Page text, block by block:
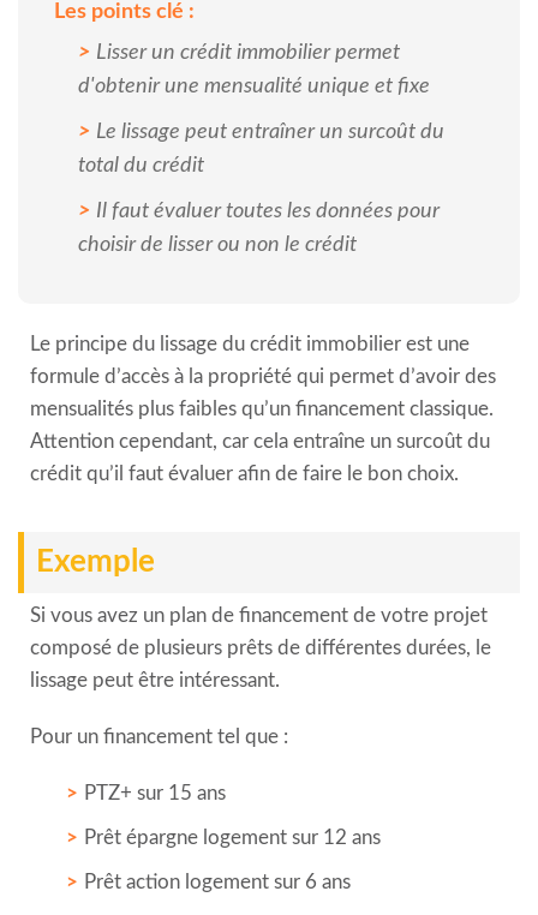
Les points clé :
Lisser un crédit immobilier permet
d'obtenir une mensualité unique et fixe
Le lissage peut entraîner un surcoût du
total du crédit
Il faut évaluer toutes les données pour
choisir de lisser ou non le crédit
Le principe du lissage du crédit immobilier est une
formule d’accès à la propriété qui permet d’avoir des
mensualités plus faibles qu’un financement classique.
Attention cependant, car cela entraîne un surcoût du
crédit qu’il faut évaluer afin de faire le bon choix.
Exemple
Si vous avez un plan de financement de votre projet
composé de plusieurs prêts de différentes durées, le
lissage peut être intéressant.
Pour un financement tel que :
PTZ+ sur 15 ans
Prêt épargne logement sur 12 ans
Prêt action logement sur 6 ans